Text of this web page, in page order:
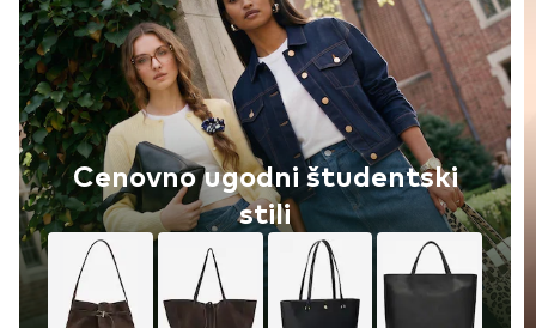
Cenovno ugodni študentski
stili